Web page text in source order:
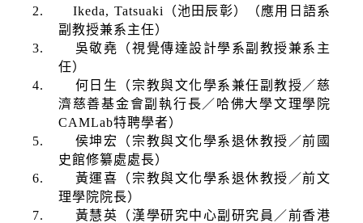
2.
Ikeda, Tatsuaki （池田辰彰）（應用日語系
副教授兼系主任）
3.
吳敬堯（視覺傳達設計學系副教授兼系主
任）
4.
何日生（宗教與文化學系兼任副教授／慈
濟慈善基金會副執行長／哈佛大學文理學院
CAMLab特聘學者）
5.
侯坤宏（宗教與文化學系退休教授／前國
史館修纂處處長）
6.
黃運喜（宗教與文化學系退休教授／前文
理學院院長）
7.
黃慧英（漢學研究中心副研究員／前香港